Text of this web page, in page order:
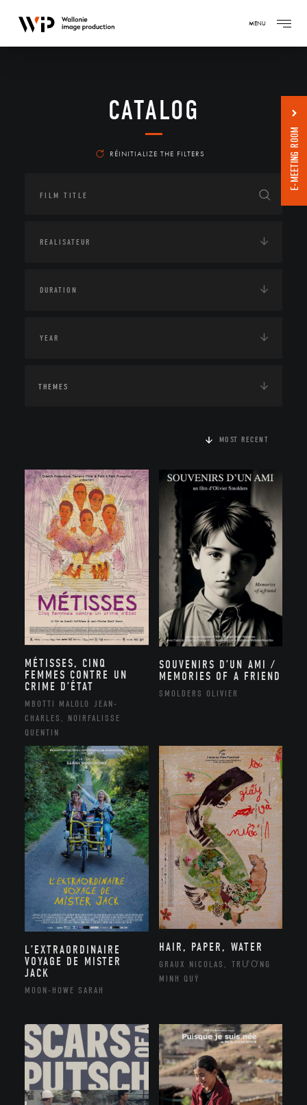
MENU
CATALOG
RÉINITIALIZE THE FILTERS
THEMES
MOST RECENT
MÉTISSES, CINQ
FEMMES CONTRE UN
CRIME D’ÉTAT
MBOTTI MALOLO JEAN-
CHARLES, NOIRFALISSE
QUENTIN
SOUVENIRS D’UN AMI /
MEMORIES OF A FRIEND
SMOLDERS OLIVIER
L’EXTRAORDINAIRE
VOYAGE DE MISTER
JACK
MOON-HOWE SARAH
HAIR, PAPER, WATER
GRAUX NICOLAS, TRƯƠNG
MINH QUÝ
E-MEETING ROOM